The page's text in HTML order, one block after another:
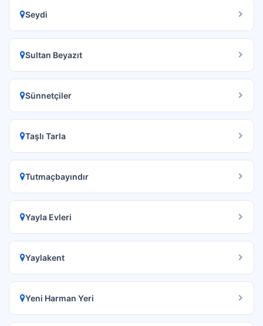
Seydi
Sultan Beyazıt
Sünnetçiler
Taşlı Tarla
Tutmaçbayındır
Yayla Evleri
Yaylakent
Yeni Harman Yeri